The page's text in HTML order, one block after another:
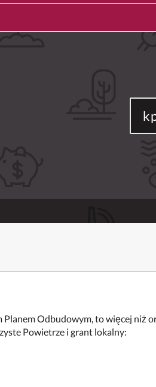
Odbudowym, to więcej niż
Powietrze i grant lokalny: